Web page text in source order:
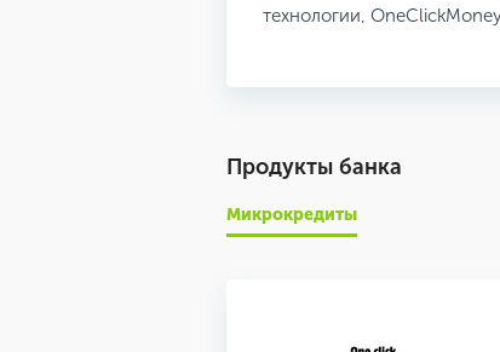
технологии,
Продукты банка
Микрокредиты